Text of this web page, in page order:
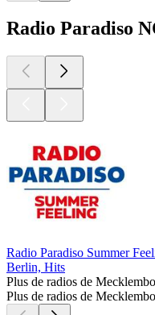
Radio Paradiso
Radio Paradiso Summer
Berlin, Hits
Plus de radios de
Plus de radios de